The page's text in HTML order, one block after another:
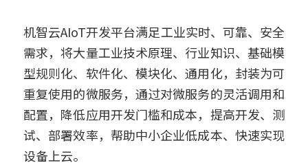
机智云AIoT开发平台满足工业实时、可靠、安全
需求，将大量工业技术原理、行业知识、基础模
型规则化、软件化、模块化、通用化，封装为可
重复使用的微服务，通过对微服务的灵活调用和
配置，降低应用开发门槛和成本，提高开发、测
试、部署效率，帮助中小企业低成本、快速实现
设备上云。